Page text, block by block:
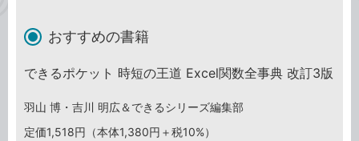
おすすめの書籍
できるポケット 時短の王道 Excel関数全事典 改訂3版
羽山 博・吉川 明広＆できるシリーズ編集部
定価1,518円（本体1,380円＋税10%）